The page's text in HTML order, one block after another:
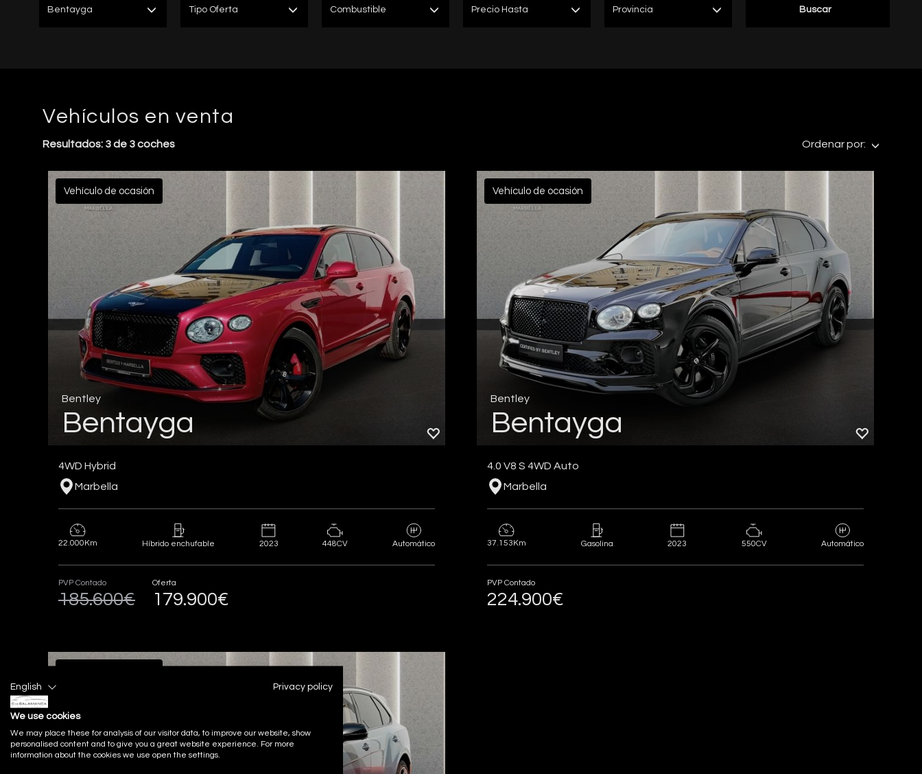
Bentayga Tipo Oferta Combustible Precio Hasta Provincia Buscar
Vehículos en venta
Resultados: 3 de 3 coches Ordenar por:
Vehículo de ocasión
Bentley
Bentayga
4WD Hybrid
Marbella
22.000Km Híbrido enchufable 2023 448CV Automático
PVP Contado
185.600€
Oferta
179.900€
Vehículo de ocasión
Bentley
Bentayga
4.0 V8 S 4WD Auto
Marbella
37.153Km Gasolina 2023 550CV Automático
PVP Contado
224.900€
English Privacy policy
We use cookies
We may place these for analysis of our visitor data, to improve our website, show
personalised content and to give you a great website experience. For more
information about the cookies we use open the settings.